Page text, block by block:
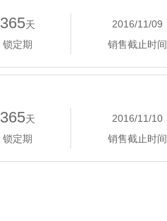
365天
锁定期
2016/11/09
销售截止时间
365天
锁定期
2016/11/10
销售截止时间